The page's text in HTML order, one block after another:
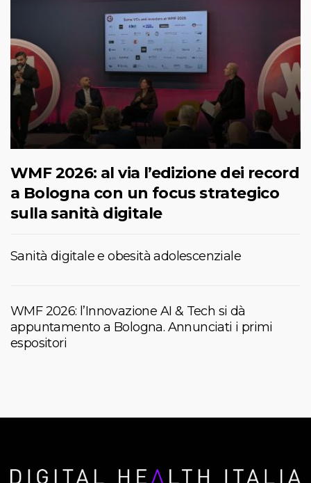
WMF 2026: al via l’edizione dei record
a Bologna con un focus strategico
sulla sanità digitale
Sanità digitale e obesità adolescenziale
WMF 2026: l’Innovazione AI & Tech si dà
appuntamento a Bologna. Annunciati i primi
espositori